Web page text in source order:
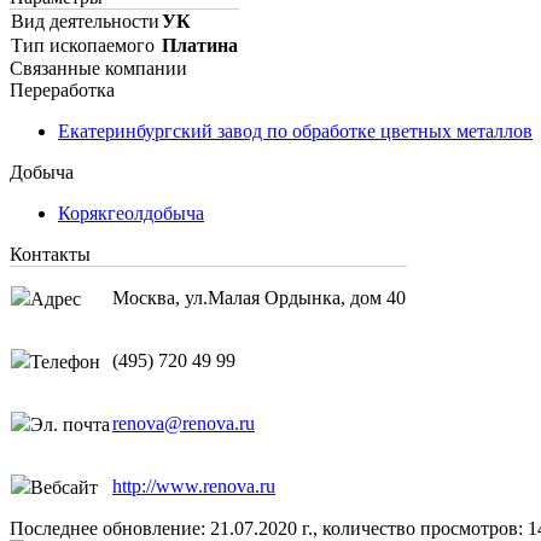
Вид деятельностиУК
Тип ископаемого Платина
Связанные компании
Переработка
Екатеринбургский завод по обработке цветных металлов
Добыча
Корякгеолдобыча
Контакты
Адрес Москва, ул.Малая Ордынка, дом 40
Телефон (495) 720 49 99
Эл. почтаrenova@renova.ru
Вебсайт http://www.renova.ru
Последнее обновление: 21.07.2020 г., количество просмотров: